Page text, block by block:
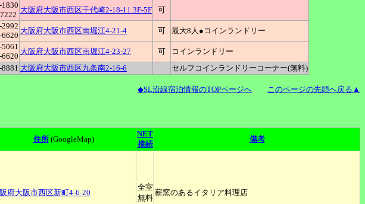
大阪府大阪市西区千代崎2-18-11 3F-5F 可
大阪府大阪市西区南堀江4-21-4 可 最大8人●コインランドリー
大阪府大阪市西区南堀江4-23-27 可
コインランドリー
大阪府大阪市西区九条南2-16-6 セルフコインランドリーコーナー(無料)
◆SL沿線宿泊情報のTOPページへ このページの先頭へ戻る▲
住所(GoogleMap)
NET
接続
備考
府大阪市西区新町4-6-20
全室
無料
薪窯のあるイタリア料理店